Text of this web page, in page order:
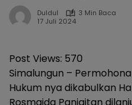
Duldul
3 Min Baca
17 Juli 2024
Post Views: 570
Simalungun –
Hukum nya dikabulkan